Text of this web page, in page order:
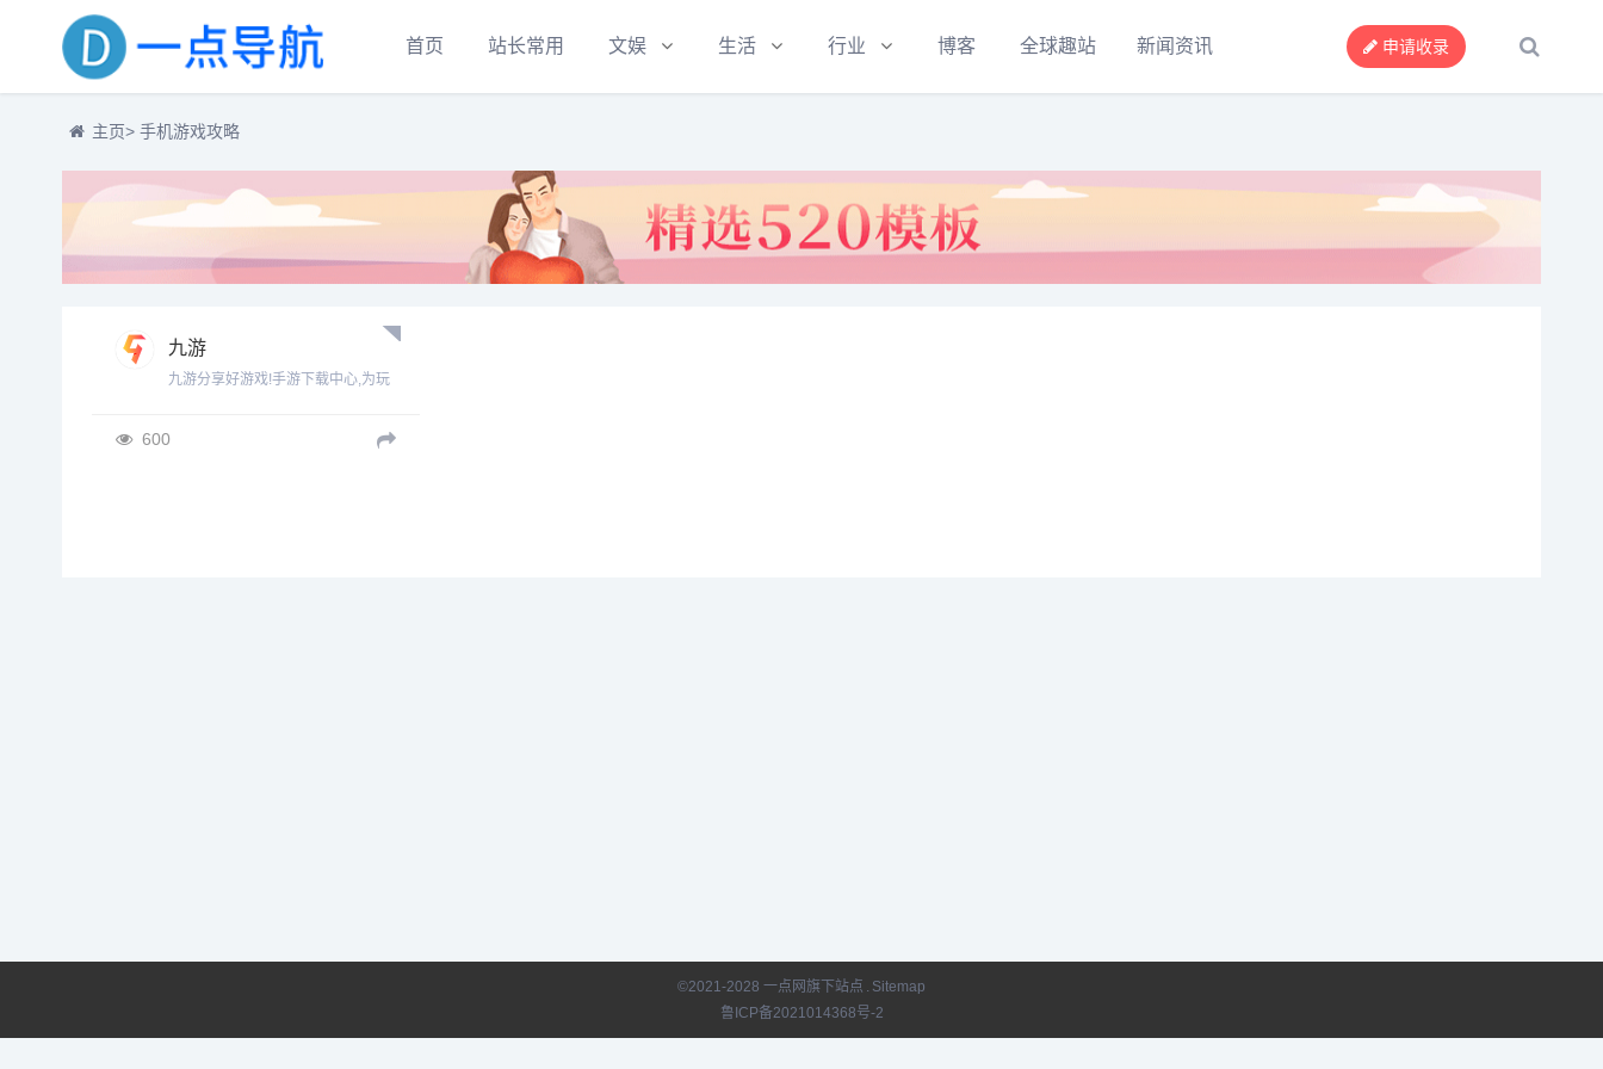
首页 站长常用 文娱 生活 行业 博客 全球趣站 新闻资讯 申请收录
主页> 手机游戏攻略
九游
九游分享好游戏!手游下载中心,为玩
攻略。
600
©2021-2028 一点网旗下站点 . Sitemap
鲁ICP备2021014368号-2